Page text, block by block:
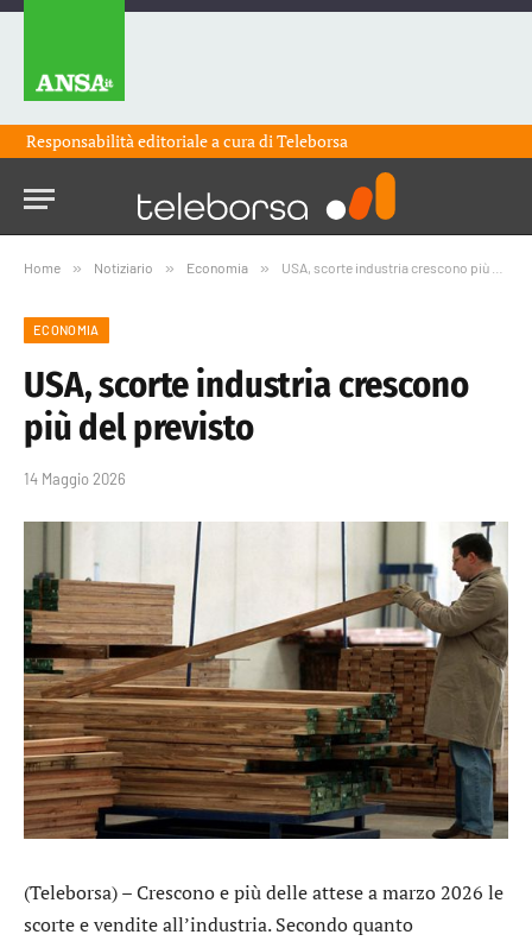
Responsabilità editoriale a cura diTeleborsa
Home » Notiziario » Economia » USA, scorte industria crescono più del previsto
ECONOMIA
USA, scorte industria crescono
più del previsto
14 Maggio 2026
(Teleborsa) – Crescono e più delle attese a marzo 2026 le
scorte e vendite all’industria. Secondo quanto